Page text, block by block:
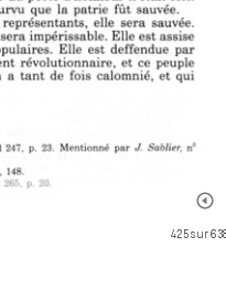
425 sur